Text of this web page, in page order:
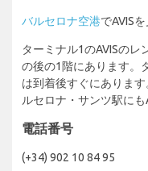
バルセロナ空港でAVIS
ターミナル1のAVISの
の後の1階にあります。
は到着後すぐにありま
ルセロナ・サンツ駅にも
電話番号
(+34) 902 10 84 95